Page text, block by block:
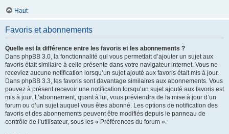
Haut
Favoris et abonnements
Quelle est la différence entre les favoris et les abonnements ?
Dans phpBB 3.0, la fonctionnalité qui vous permettait d’ajouter un sujet aux
favoris était similaire à celle présente dans votre navigateur internet. Vous ne
receviez aucune notification lorsqu’un sujet ajouté aux favoris était mis à jour.
Dans phpBB 3.3, les favoris sont davantage similaires aux abonnements. Vous
pouvez à présent recevoir une notification lorsqu’un sujet ajouté aux favoris est
mis à jour. L’abonnement, quant à lui, vous préviendra de la mise à jour d’un
forum ou d’un sujet auquel vous êtes abonné. Les options de notification des
favoris et des abonnements peuvent être modifiés depuis le panneau de
contrôle de l’utilisateur, sous les « Préférences du forum ».